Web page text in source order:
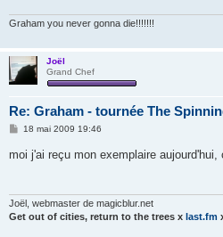
Graham you never gonna die!!!!!!!
Joël
Grand Chef
Re: Graham - tournée The
M
s
18 mai 2009 19:46
moi j'ai reçu mon exemplaire
Joël, webmaster de magicblur.net
Get out of cities, return to the trees x last.fm